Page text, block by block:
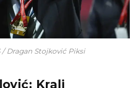
/ Dragan Stojković Piksi
Kralj